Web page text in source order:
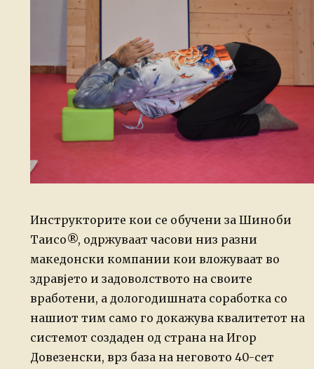
Инструкторите кои се обучени за Шиноби
Таисо®, одржуваат часови низ разни
македонски компании кои вложуваат во
здравјето и задоволството на своите
вработени, а дологодишната соработка со
нашиот тим само го докажува квалитетот на
системот создаден од страна на Игор
Довезенски, врз база на неговото 40-сет